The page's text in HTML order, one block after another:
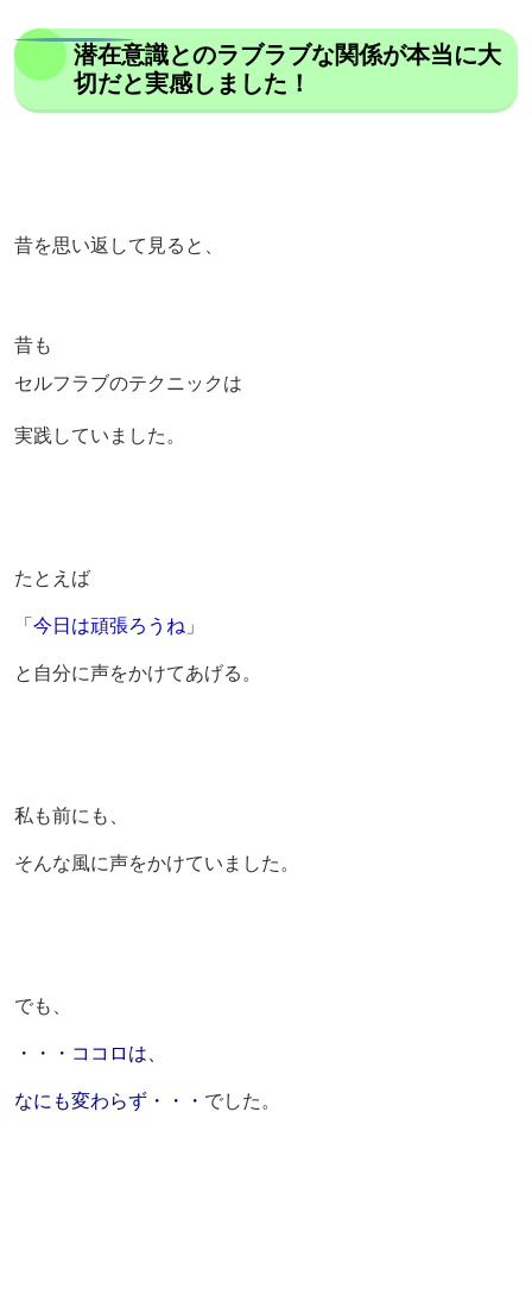
潜在意識とのラブラブな関係が本当に大
切だと実感しました！
昔を思い返して見ると、
昔も
セルフラブのテクニックは
実践していました。
たとえば
「 今日は頑張ろうね 」
と自分に声をかけてあげる。
私も前にも、
そんな風に声をかけていました。
でも、
・・・ココロは、
なにも変わらず・・・ でした。